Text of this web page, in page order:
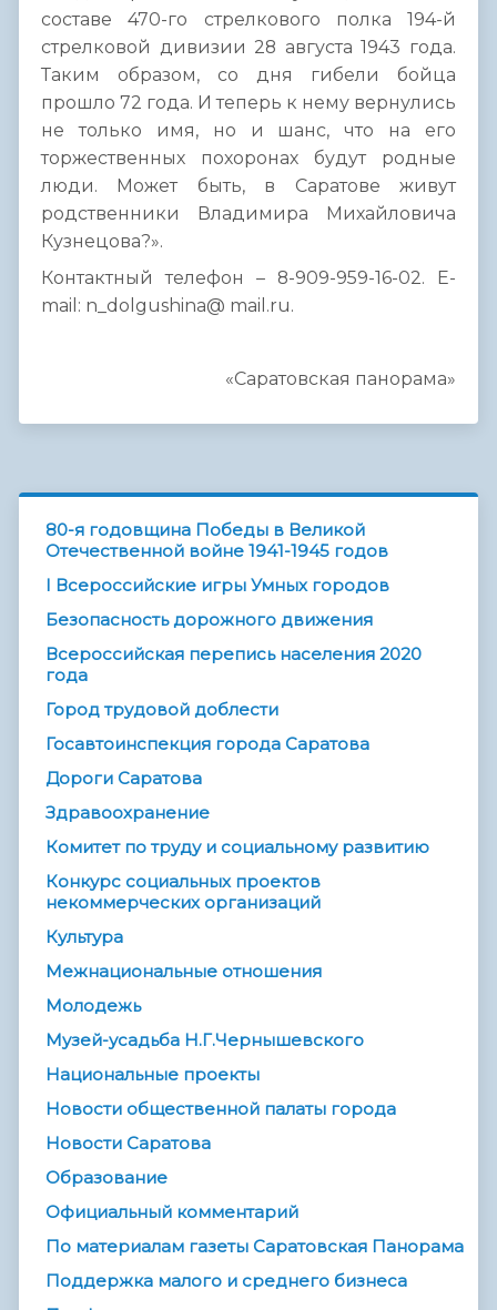
составе 470-го стрелкового полка 194-й
стрелковой дивизии 28 августа 1943 года.
Таким образом, со дня гибели бойца
прошло 72 года. И теперь к нему вернулись
не только имя, но и шанс, что на его
торжественных похоронах будут родные
люди. Может быть, в Саратове живут
родственники Владимира Михайловича
Кузнецова?».
Контактный телефон – 8-909-959-16-02. Е-
mail: n_dolgushina@ mail.ru.
«Саратовская панорама»
80-я годовщина Победы в Великой
Отечественной войне 1941-1945 годов
I Всероссийские игры Умных городов
Безопасность дорожного движения
Всероссийская перепись населения 2020
года
Город трудовой доблести
Госавтоинспекция города Саратова
Дороги Саратова
Здравоохранение
Комитет по труду и социальному развитию
Конкурс социальных проектов
некоммерческих организаций
Культура
Межнациональные отношения
Молодежь
Музей-усадьба Н.Г.Чернышевского
Национальные проекты
Новости общественной палаты города
Новости Саратова
Образование
Официальный комментарий
По материалам газеты Саратовская Панорама
Поддержка малого и среднего бизнеса